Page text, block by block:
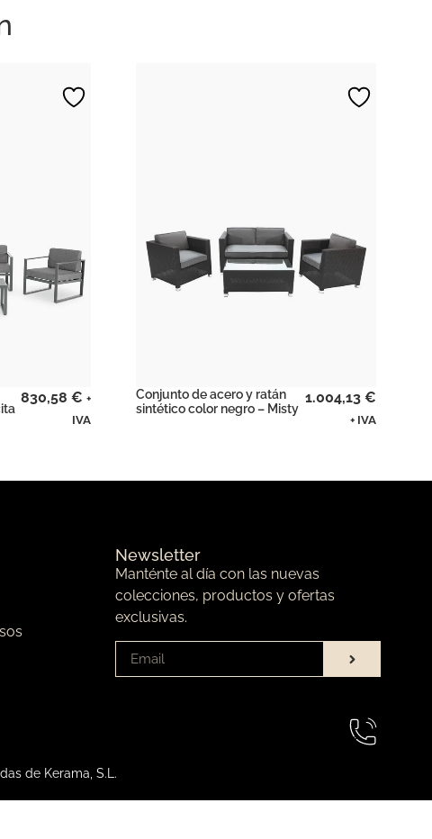
830,58 € +
IVA
Conjunto de acero y ratán
sintético color negro – Misty
1.004,13 €
+ IVA
Newsletter
Manténte al día con las nuevas
colecciones, productos y ofertas
exclusivas.
de Kerama, S.L.